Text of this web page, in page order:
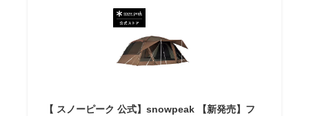
【 スノーピーク 公式】snowpeak 【新発売】フ